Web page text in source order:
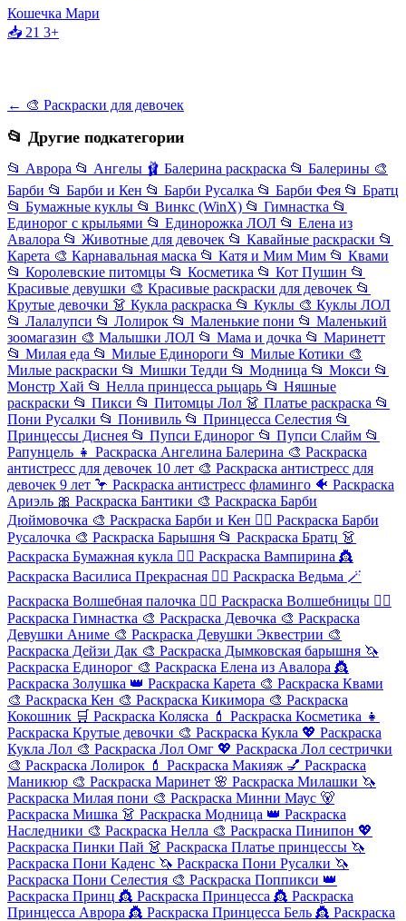
Кошечка Мари
📥 21 3+
← 🎨 Раскраски для девочек
📂 Другие подкатегории
📂 Аврора 📂 Ангелы 🩰 Балерина раскраска 📂 Балерины 🎨
Барби 📂 Барби и Кен 📂 Барби Русалка 📂 Барби Фея 📂 Братц
📂 Бумажные куклы 📂 Винкс (WinX) 📂 Гимнастка 📂
Единорог с крыльями 📂 Единорожка ЛОЛ 📂 Елена из
Авалора 📂 Животные для девочек 📂 Кавайные раскраски 📂
Карета 🎨 Карнавальная маска 📂 Катя и Мим Мим 📂 Квами
📂 Королевские питомцы 📂 Косметика 📂 Кот Пушин 📂
Красивые девушки 🎨 Красивые раскраски для девочек 📂
Крутые девочки 👗 Кукла раскраска 📂 Куклы 🎨 Куклы ЛОЛ
📂 Лалалупси 📂 Лолирок 📂 Маленькие пони 📂 Маленький
зоомагазин 🎨 Малышки ЛОЛ 📂 Мама и дочка 📂 Маринетт
📂 Милая еда 📂 Милые Единороги 📂 Милые Котики 🎨
Милые раскраски 📂 Мишки Тедди 📂 Модница 📂 Мокси 📂
Монстр Хай 📂 Нелла принцесса рыцарь 📂 Няшные
раскраски 📂 Пикси 📂 Питомцы Лол 👗 Платье раскраска 📂
Пони Русалки 📂 Понивиль 📂 Принцесса Селестия 📂
Принцессы Диснея 📂 Пупси Единорог 📂 Пупси Слайм 📂
Рапунцель 👧 Раскраска Ангелина Балерина 🎨 Раскраска
антистресс для девочек 10 лет 🎨 Раскраска антистресс для
девочек 9 лет 🦩 Раскраска антистресс фламинго 🐠 Раскраска
Ариэль 🎀 Раскраска Бантики 🎨 Раскраска Барби
Дюймовочка 🎨 Раскраска Барби и Кен 🧜‍♀️ Раскраска Барби
Русалочка 🎨 Раскраска Барышня 📂 Раскраска Братц 👗
Раскраска Бумажная кукла 🧛‍♀️ Раскраска Вампирина 👸
Раскраска Василиса Прекрасная 🧙‍♀️ Раскраска Ведьма 🪄
Раскраска Волшебная палочка 🧚‍♀️ Раскраска Волшебницы 🤸‍♀️
Раскраска Гимнастка 🎨 Раскраска Девочка 🎨 Раскраска
Девушки Аниме 🎨 Раскраска Девушки Эквестрии 🎨
Раскраска Дейзи Дак 🎨 Раскраска Дымковская барышня 🦄
Раскраска Единорог 🎨 Раскраска Елена из Авалора 👸
Раскраска Золушка 👑 Раскраска Карета 🎨 Раскраска Квами
🎨 Раскраска Кен 🎨 Раскраска Кикимора 🎨 Раскраска
Кокошник 🛒 Раскраска Коляска 💄 Раскраска Косметика 👧
Раскраска Крутые девочки 🎨 Раскраска Кукла 💖 Раскраска
Кукла Лол 🎨 Раскраска Лол Омг 💖 Раскраска Лол сестрички
🎨 Раскраска Лолирок 💄 Раскраска Макияж 💅 Раскраска
Маникюр 🎨 Раскраска Маринет 🌸 Раскраска Милашки 🦄
Раскраска Милая пони 🎨 Раскраска Минни Маус 🐻
Раскраска Мишка 👗 Раскраска Модница 👑 Раскраска
Наследники 🎨 Раскраска Нелла 🎨 Раскраска Пинипон 💖
Раскраска Пинки Пай 👗 Раскраска Платье принцессы 🦄
Раскраска Пони Каденс 🦄 Раскраска Пони Русалки 🦄
Раскраска Пони Селестия 🎨 Раскраска Поппикси 👑
Раскраска Принц 👸 Раскраска Принцесса 👸 Раскраска
Принцесса Аврора 👸 Раскраска Принцесса Бель 👸 Раскраска